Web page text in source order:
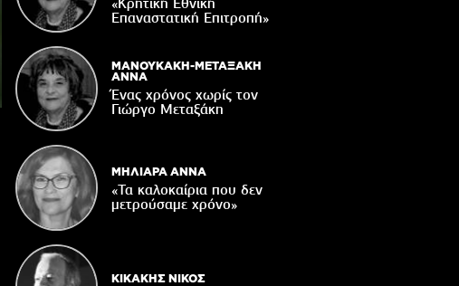
06/08/2026
Ωράριο λειτουργίας του Γραφείου
Δακοκτονίας
06/08/2026
Η 8η Γιορτή Μπανάνας στην Άρβη με τη
στήριξη του Δήμου Βιάννου
Επαναστατική Eπιτροπή»
ΜΑΝΟΥΚΑΚΗ-ΜΕΤΑΞΑΚΗ
ΑΝΝΑ
Ένας χρόνος χωρίς τον
Γιώργο Μεταξάκη
ΜΗΛΙΑΡΑ ΑΝΝΑ
«Τα καλοκαίρια που δεν
μετρούσαμε χρόνο»
ΚΙΚΑΚΗΣ ΝΙΚΟΣ